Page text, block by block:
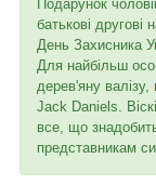
Подарунок
батькові
День Захисника
Для найбільш
дерев'яну
Jack Daniels.
все, що
представникам